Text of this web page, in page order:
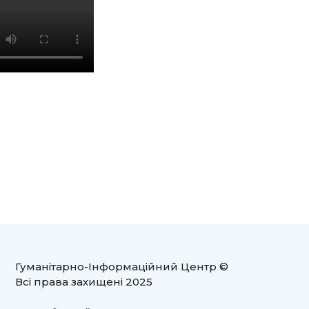
Гуманітарно-Інформаційний Центр ©
Всі права захищені 2025